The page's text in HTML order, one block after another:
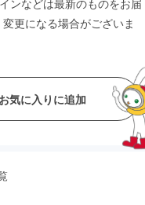
ンなどは最新のものをお届
更になる場合がございま
お気に入りに追加